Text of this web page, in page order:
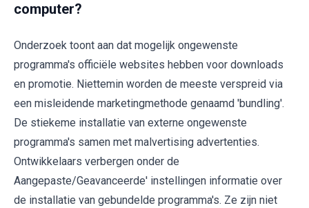
computer?
Onderzoek toont aan dat mogelijk ongewenste
programma's officiële websites hebben voor downloads
en promotie. Niettemin worden de meeste verspreid via
een misleidende marketingmethode genaamd 'bundling'.
De stiekeme installatie van externe ongewenste
programma's samen met malvertising advertenties.
Ontwikkelaars verbergen onder de
Aangepaste/Geavanceerde' instellingen informatie over
de installatie van gebundelde programma's. Ze zijn niet